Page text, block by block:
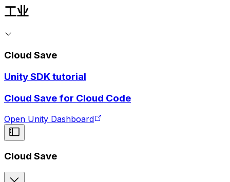
工业
Cloud Save
Unity SDK tutorial
Cloud Save for Cloud Code
Open Unity Dashboard
Cloud Save